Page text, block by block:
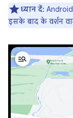
ध्यान दें:
इसके बाद के वर्शन